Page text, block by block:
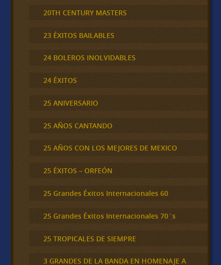
20TH CENTURY MASTERS
23 ÉXITOS BAILABLES
24 BOLEROS INOLVIDABLES
24 ÉXITOS
25 ANIVERSARIO
25 AÑOS CANTANDO
25 AÑOS CON LOS MEJORES DE MEXICO
25 ÉXITOS – ORFEÓN
25 Grandes Éxitos Internacionales 60
25 Grandes Éxitos Internacionales 70´s
25 TROPICALES DE SIEMPRE
3 GRANDES DE LA BANDA EN HOMENAJE A